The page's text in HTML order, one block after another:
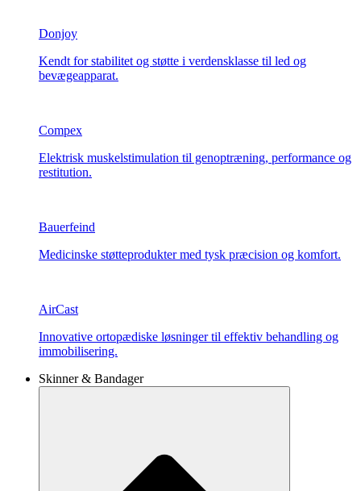
Donjoy
Kendt for stabilitet og støtte i verdensklasse til led og
bevægeapparat.
Compex
Elektrisk muskelstimulation til genoptræning, performance og
restitution.
Bauerfeind
Medicinske støtteprodukter med tysk præcision og komfort.
AirCast
Innovative ortopædiske løsninger til effektiv behandling og
immobilisering.
Skinner & Bandager